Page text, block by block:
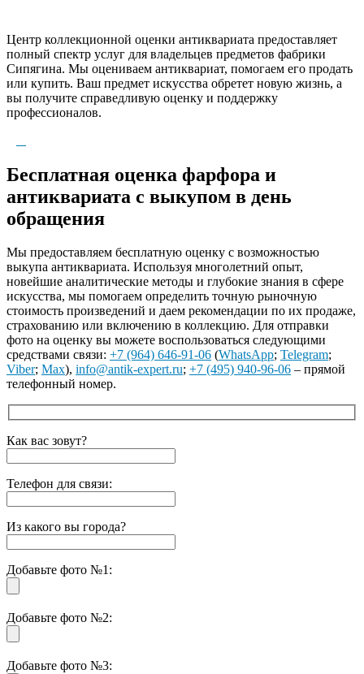
Центр коллекционной оценки антиквариата предоставляет
полный спектр услуг для владельцев предметов фабрики
Сипягина. Мы оцениваем антиквариат, помогаем его продать
или купить. Ваш предмет искусства обретет новую жизнь, а
вы получите справедливую оценку и поддержку
профессионалов.
Бесплатная оценка фарфора и
антиквариата с выкупом в день
обращения
Мы предоставляем бесплатную оценку с возможностью
выкупа антиквариата. Используя многолетний опыт,
новейшие аналитические методы и глубокие знания в сфере
искусства, мы помогаем определить точную рыночную
стоимость произведений и даем рекомендации по их продаже,
страхованию или включению в коллекцию. Для отправки
фото на оценку вы можете воспользоваться следующими
средствами связи: +7 (964) 646-91-06 (WhatsApp; Telegram;
Viber; Max), info@antik-expert.ru; +7 (495) 940-96-06 – прямой
телефонный номер.
Как вас зовут?
Телефон для связи:
Из какого вы города?
Добавьте фото №1:
Добавьте фото №2:
Добавьте фото №3: